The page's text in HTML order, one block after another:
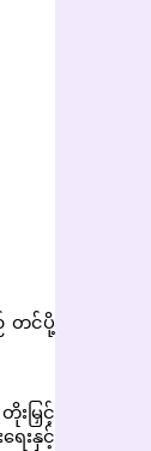
တင်ပို့
မြှင့်
ေးနှင့်